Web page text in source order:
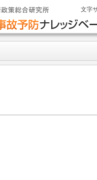
文字